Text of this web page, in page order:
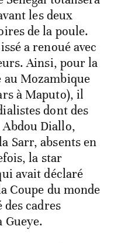
les deux
de la poule.
a renoué avec
Ainsi, pour la
Mozambique
à Maputo), il
dont des
Diallo,
Sarr, absents en
la star
avait déclaré
Coupe du monde
cadres
Gueye.